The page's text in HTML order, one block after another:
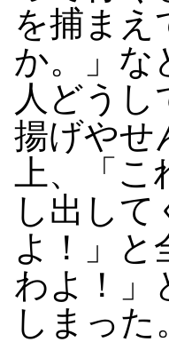
を捕まえ
か。」な
人どう
揚げやせ
上、「
し出し
よ！」と
わよ！」
しまっ